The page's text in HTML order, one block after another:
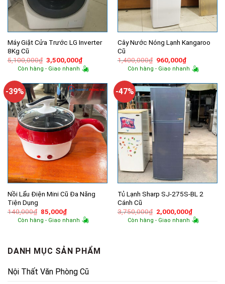
Máy Giặt Cửa Trước LG Inverter
8Kg Cũ
5,100,000₫ Giá
gốc
là:
3,500,000₫Giá
hiện
tại
3,500,000₫.
Còn hàng - Giao nhanh
Cây Nước Nóng Lạnh Kangaroo
Cũ
1,400,000₫ Giá
gốc
là:
960,000₫Giá
hiện
tại
960,000₫.
Còn hàng - Giao nhanh
-39%
Nồi Lẩu Điện Mini Cũ Đa Năng
Tiện Dụng
140,000₫ Giá
gốc
là:
85,000₫Giá
hiện
tại
Còn hàng - Giao nhanh
-47%
Tủ Lạnh Sharp SJ-275S-BL 2
Cánh Cũ
3,750,000₫ Giá
gốc
là:
2,000,000₫Giá
hiện
tại
Còn hàng - Giao nhanh
DANH MỤC SẢN PHẨM
Nội Thất Văn Phòng Cũ